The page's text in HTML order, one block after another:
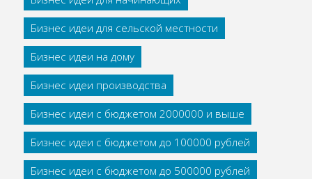
Бизнес идеи для сельской местности
Бизнес идеи на дому
Бизнес идеи производства
Бизнес идеи с бюджетом 2000000 и выше
Бизнес идеи с бюджетом до 100000 рублей
Бизнес идеи с бюджетом до 500000 рублей